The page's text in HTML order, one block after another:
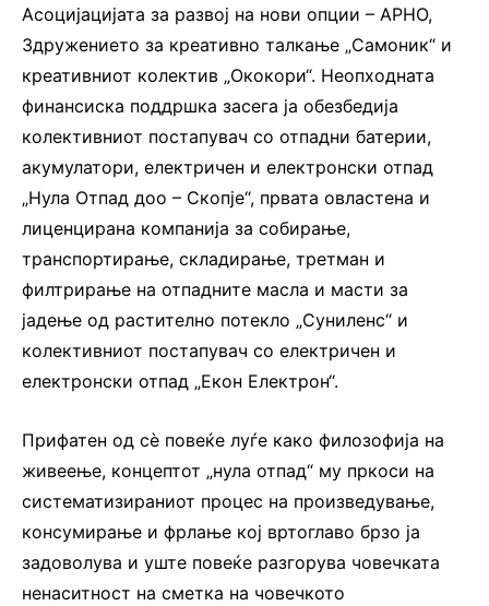
Асоцијацијата за развој на нови опции – АРНО,
Здружението за креативно талкање „Самоник“ и
креативниот колектив „Ококори“. Неопходната
финансиска поддршка засега ја обезбедија
колективниот постапувач со отпадни батерии,
акумулатори, електричен и електронски отпад
„Нула Отпад доо – Скопје“, првата овластена и
лиценцирана компанија за собирање,
транспортирање, складирање, третман и
филтрирање на отпадните масла и масти за
јадење од растително потекло „Суниленс“ и
колективниот постапувач со електричен и
електронски отпад „Екон Електрон“.
Прифатен од сè повеќе луѓе како филозофија на
живеење, концептот „нула отпад“ му пркоси на
систематизираниот процес на произведување,
консумирање и фрлање кој вртоглаво брзо ја
задоволува и уште повеќе разгорува човечката
ненаситност на сметка на човечкото